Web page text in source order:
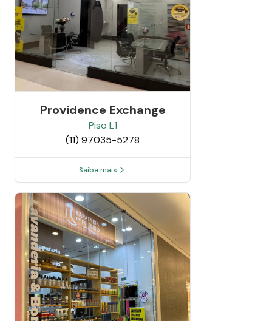
Providence Exchange
Piso L1
(11) 97035-5278
Saiba mais